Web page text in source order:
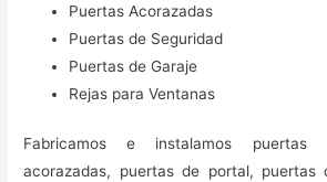
Puertas Acorazadas
Puertas de Seguridad
Puertas de Garaje
Rejas para Ventanas
Fabricamos e instalamos puertas
acorazadas, puertas de portal, puertas